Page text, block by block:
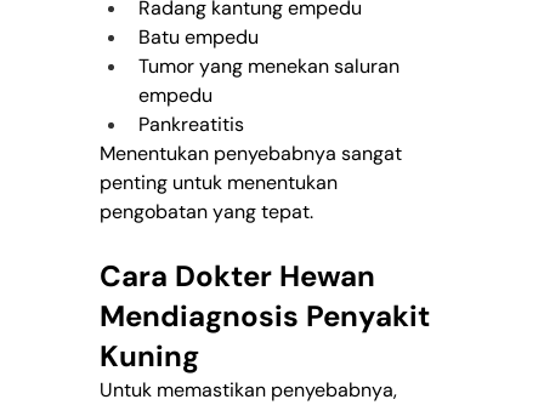
Radang kantung empedu
Batu empedu
Tumor yang menekan saluran
empedu
Pankreatitis
Menentukan penyebabnya sangat
penting untuk menentukan
pengobatan yang tepat.
Cara Dokter Hewan
Mendiagnosis Penyakit
Kuning
Untuk memastikan penyebabnya,